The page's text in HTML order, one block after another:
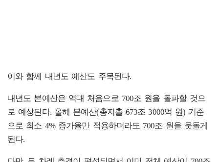
이와 함께 내년도 예산도 주목된다.
내년도 본예산은 역대 처음으로 700조 원을 돌파할 것으
로 예상된다. 올해 본예산(총지출 673조 3000억 원) 기준
으로 최소 4% 증가율만 적용하더라도 700조 원을 웃돌게
된다.